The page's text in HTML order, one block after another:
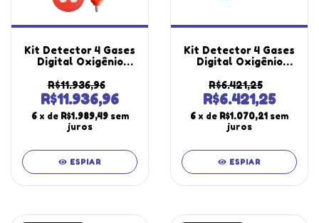
Kit Detector 4 Gases
Digital Oxigênio
Sulfeto Hidrogênio
Dg-500 Portátil Kit
Espaço Confinado
Kbg-100
R$11.936,96
R$11.936,96
6 x de R$1.989,49 sem
juros
ESPIAR
Kit Detector 4 Gases
Digital Oxigênio
Sulfeto Dg-500
Cilindro Calibração
34L Alumínio K-4
Instrutherm
R$6.421,25
R$6.421,25
6 x de R$1.070,21 sem
juros
ESPIAR